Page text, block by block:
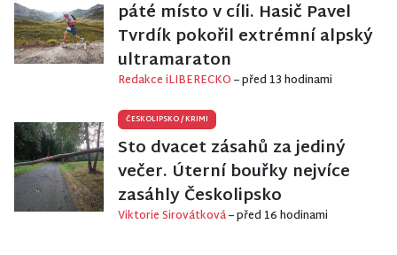
páté místo v cíli. Hasič Pavel
Tvrdík pokořil extrémní alpský
ultramaraton
Redakce iLIBERECKO– před 13 hodinami
ČESKOLIPSKO/KRIMI
Sto dvacet zásahů za jediný
večer. Úterní bouřky nejvíce
zasáhly Českolipsko
Viktorie Sirovátková– před 16 hodinami